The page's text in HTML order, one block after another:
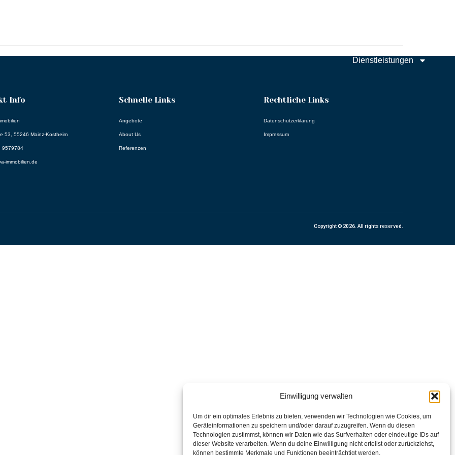
Einwilligung verwalten
Um dir ein optimales Erlebnis zu bieten, verwenden wir Technologien wie Cookies, um
Geräteinformationen zu speichern und/oder darauf zuzugreifen. Wenn du diesen
Technologien zustimmst, können wir Daten wie das Surfverhalten oder eindeutige IDs auf
dieser Website verarbeiten. Wenn du deine Einwilligung nicht erteilst oder zurückziehst,
können bestimmte Merkmale und Funktionen beeinträchtigt werden.
Dienstleistungen
Info
53, 55246 Mainz-Kostheim
9579784
immobilien.de
Schnelle Links
Angebote
About Us
Referenzen
Rechtliche Links
Datenschutzerklärung
Impressum
Copyright © 2026. All rights reserved.